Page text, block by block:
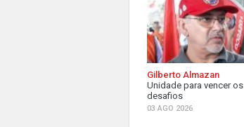
Gilberto Almazan
Unidade para vencer os
desafios
03 AGO 2026